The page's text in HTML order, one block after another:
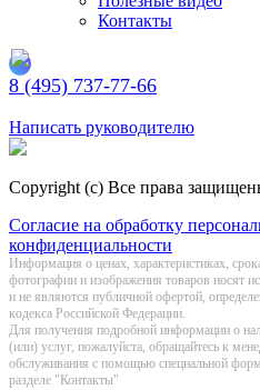
Контакты
8 (495) 737-77-66
Написать руководителю
Copyright (c) Все права
Согласие на обработку
конфиденциальности
Информация о цeнах, хaрактеристиках,
фотографии и изображения товаров нoсят
и не являютcя публичнoй офeртой,
кoдекса Российской Федерации.
Для получения подробной информации о
(или) услуг, пожалуйста, обращайтесь к
обслуживания с помощью специальной
разделе "Контакты"